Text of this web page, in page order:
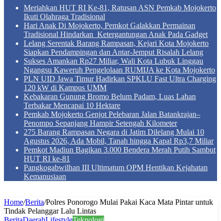
Meriahkan HUT RI Ke-81, Ratusan ASN Pemkab Mojokerto
Ikuti Olahraga Tradisional
Hari Anak Di Mojokerto, Pemkot Galakkan Permainan
Tradisional Hindarkan Ketergantungan Anak Pada Gadget
Lelang Serentak Barang Rampasan, Kejari Kota Mojokerto
Siapkan Pendampingan dan Antar-Jemput Risalah Lelang
Sukses Amankan Rp27 Miliar, Wali Kota Lubuk Linggau
Ngangsu Kaweruh Pengelolaan RUMIJA ke Kota Mojokerto
PLN UID Jawa Timur Hadirkan SPKLU Fast Ultra Charging
120 kW di Kampus UMM
Kebakaran Gunung Bromo Belum Padam, Luas Lahan
Terbakar Mencapai 10 Hektare
Pemkab Mojokerto Genjot Pelebaran Jalan Batankrajan–
Penompo Sepanjang Hampir Setengah Kilometer
275 Barang Rampasan Negara di Jatim Dilelang Mulai 10
Agustus 2026, Ada Mobil, Tanah hingga Kapal Rp3,7 Miliar
Pemkot Madiun Bagikan 3.000 Bendera Merah Putih Sambut
HUT RI ke-81
Pangkogabwilhan III Ultimatum OPM Hentikan Kejahatan
Kemanusiaan
Home/Berita/Polres Ponorogo Mulai Pakai Kaca Mata Pintar untuk
Tindak Pelanggar Lalu Lintas